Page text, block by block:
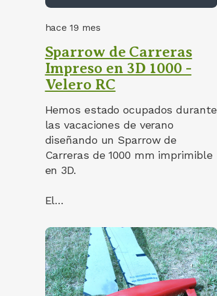
hace 19 mes
Sparrow de Carreras
Impreso en 3D 1000 -
Velero RC
Hemos estado ocupados durante
las vacaciones de verano
diseñando un Sparrow de
Carreras de 1000 mm imprimible
en 3D.
El…